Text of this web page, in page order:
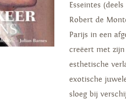
Esseintes
Robert de
Parijs in een
creëert met
esthetische
exotische
sloeg bij